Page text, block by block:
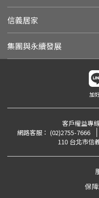
信義居家
集團與永續發展
加
客戶權益專
網路客服： (02)2755-7666
110 台北市信
保